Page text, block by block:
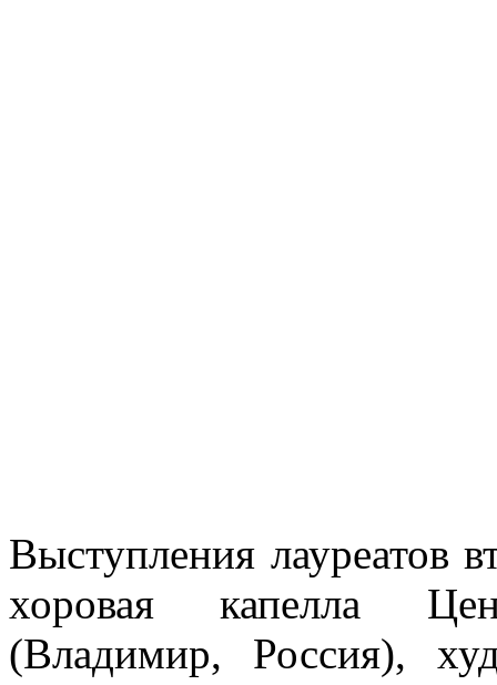
Выступления лауреатов
хоровая капелла
(Владимир, Россия),